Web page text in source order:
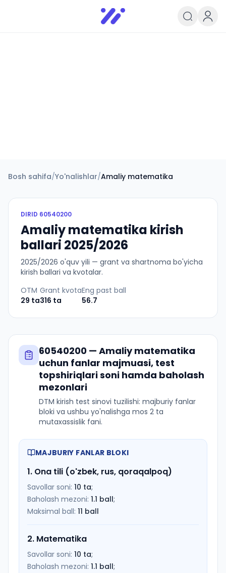
Infoedu
Ta&#039;lim xabarlari va
Bosh sahifa/Yo'nalishlar/Amaliy matematika
DIRID 60540200
Amaliy matematika kirish
ballari 2025/2026
2025/2026 o'quv yili — grant va shartnoma bo'yicha
kirish ballari va kvotalar.
OTM
29 ta
Grant kvota
316 ta
Eng past ball
56.7
60540200 — Amaliy matematika
uchun fanlar majmuasi, test
topshiriqlari soni hamda baholash
mezonlari
DTM kirish test sinovi tuzilishi: majburiy fanlar
bloki va ushbu yo'nalishga mos 2 ta
mutaxassislik fani.
MAJBURIY FANLAR BLOKI
1. Ona tili (o'zbek, rus, qoraqalpoq)
Savollar soni: 10 ta;
Baholash mezoni: 1.1 ball;
Maksimal ball: 11 ball
2. Matematika
Savollar soni: 10 ta;
Baholash mezoni: 1.1 ball;